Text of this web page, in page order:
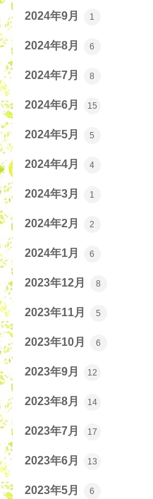
2024年9月 1
2024年8月 6
2024年7月 8
2024年6月 15
2024年5月 5
2024年4月 4
2024年3月 1
2024年2月 2
2024年1月 6
2023年12月 8
2023年11月 5
2023年10月 6
2023年9月 12
2023年8月 14
2023年7月 17
2023年6月 13
2023年5月 6